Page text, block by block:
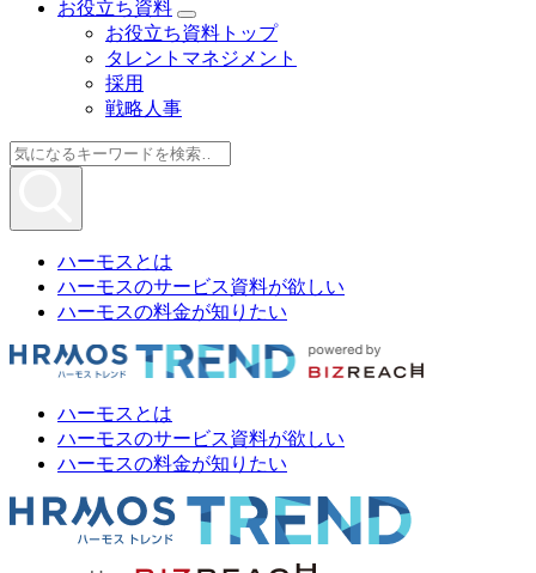
お役立ち資料
お役立ち資料トップ
タレントマネジメント
採用
戦略人事
ハーモスとは
ハーモスのサービス資料が欲しい
ハーモスの料金が知りたい
ハーモスとは
ハーモスのサービス資料が欲しい
ハーモスの料金が知りたい